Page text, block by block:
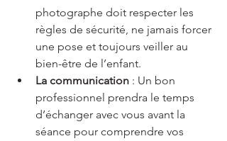
photographe doit respecter les
règles de sécurité, ne jamais forcer
une pose et toujours veiller au
bien-être de l’enfant.
La communication : Un bon
professionnel prendra le temps
d’échanger avec vous avant la
séance pour comprendre vos